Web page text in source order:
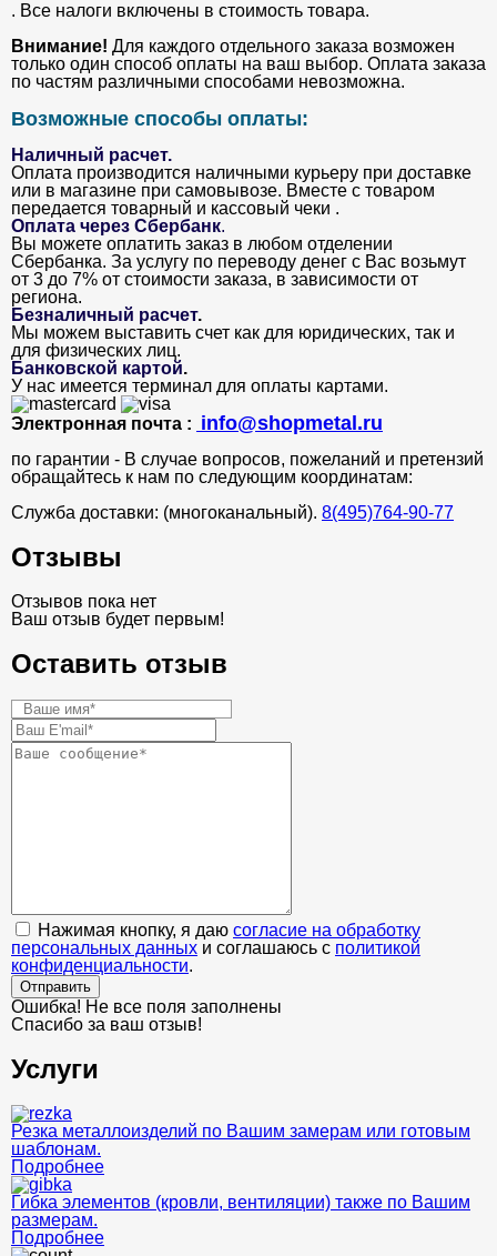
. Все налоги включены в стоимость товара.
Внимание! Для каждого отдельного заказа возможен
только один способ оплаты на ваш выбор. Оплата заказа
по частям различными способами невозможна.
Возможные способы оплаты:
Наличный расчет.
Оплата производится наличными курьеру при доставке
или в магазине при самовывозе. Вместе с товаром
передается товарный и кассовый чеки .
Оплата через Сбербанк.
Вы можете оплатить заказ в любом отделении
Сбербанка. За услугу по переводу денег с Вас возьмут
от 3 до 7% от стоимости заказа, в зависимости от
региона.
Безналичный расчет.
Мы можем выставить счет как для юридических, так и
для физических лиц.
Банковской картой.
У нас имеется терминал для оплаты картами.
Электронная почта : info@shopmetal.ru
по гарантии - В случае вопросов, пожеланий и претензий
обращайтесь к нам по следующим координатам:
Служба доставки: (многоканальный). 8(495)764-90-77
Отзывы
Отзывов пока нет
Ваш отзыв будет первым!
Оставить отзыв
Нажимая кнопку, я даю согласие на обработку
персональных данных и соглашаюсь с политикой
конфиденциальности.
Отправить
Ошибка! Не все поля заполнены
Спасибо за ваш отзыв!
Услуги
Резка металлоизделий по Вашим замерам или готовым
шаблонам.
Подробнее
Гибка элементов (кровли, вентиляции) также по Вашим
размерам.
Подробнее